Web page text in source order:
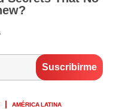
AMÉRICA LATINA